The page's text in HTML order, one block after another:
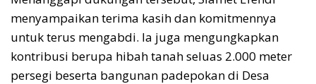
menyampaikan terima kasih dan komitmennya
untuk terus mengabdi. Ia juga mengungkapkan
kontribusi berupa hibah tanah seluas 2.000 meter
persegi beserta bangunan padepokan di Desa